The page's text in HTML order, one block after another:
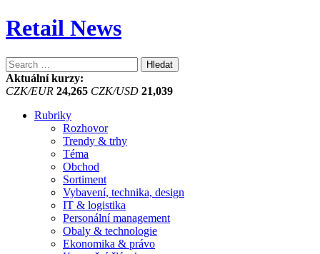
Retail News
Vyhledávání
Aktuální kurzy:
CZK/EUR 24,265 CZK/USD 21,039
Rubriky
Rozhovor
Trendy & trhy
Téma
Obchod
Sortiment
Vybavení, technika, design
IT & logistika
Personální management
Obaly & technologie
Ekonomika & právo